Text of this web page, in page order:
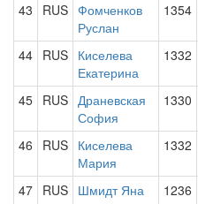
43 RUS Фомченков
Руслан
1354
44 RUS Киселева
Екатерина
1332
45 RUS Драневская
София
1330
46 RUS Киселева
Мария
1332
47 RUS Шмидт Яна 1236